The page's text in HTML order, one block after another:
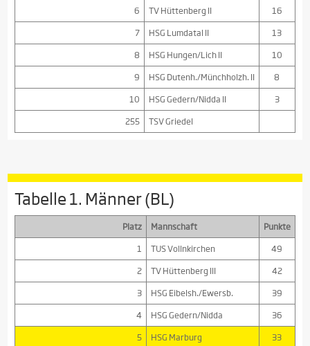
6 TV Hüttenberg II
16
7
HSG Lumdatal II
13
8
HSG Hungen/Lich II
10
9
HSG Dutenh./Münchholzh. II
8
10
HSG Gedern/Nidda II
3
255
TSV Griedel
Tabelle 1. Männer (BL)
Platz Mannschaft
Punkte
1
TUS Vollnkirchen
49
2
TV Hüttenberg III
42
3
HSG Eibelsh./Ewersb.
39
4
HSG Gedern/Nidda
36
5
HSG Marburg
33